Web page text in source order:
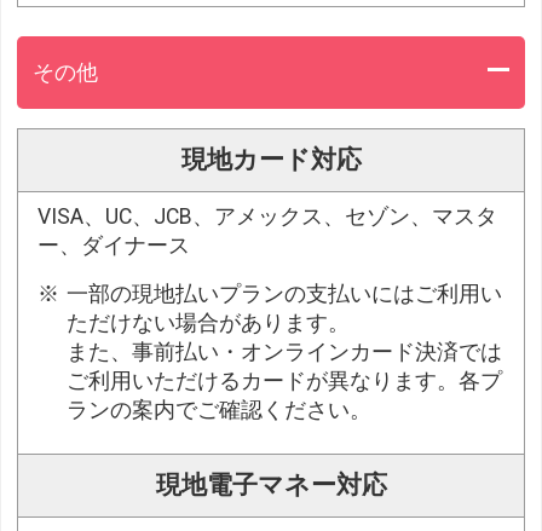
その他
現地カード対応
VISA、UC、JCB、アメックス、セゾン、マスタ
ー、ダイナース
一部の現地払いプランの支払いにはご利用い
ただけない場合があります。
また、事前払い・オンラインカード決済では
ご利用いただけるカードが異なります。各プ
ランの案内でご確認ください。
現地電子マネー対応